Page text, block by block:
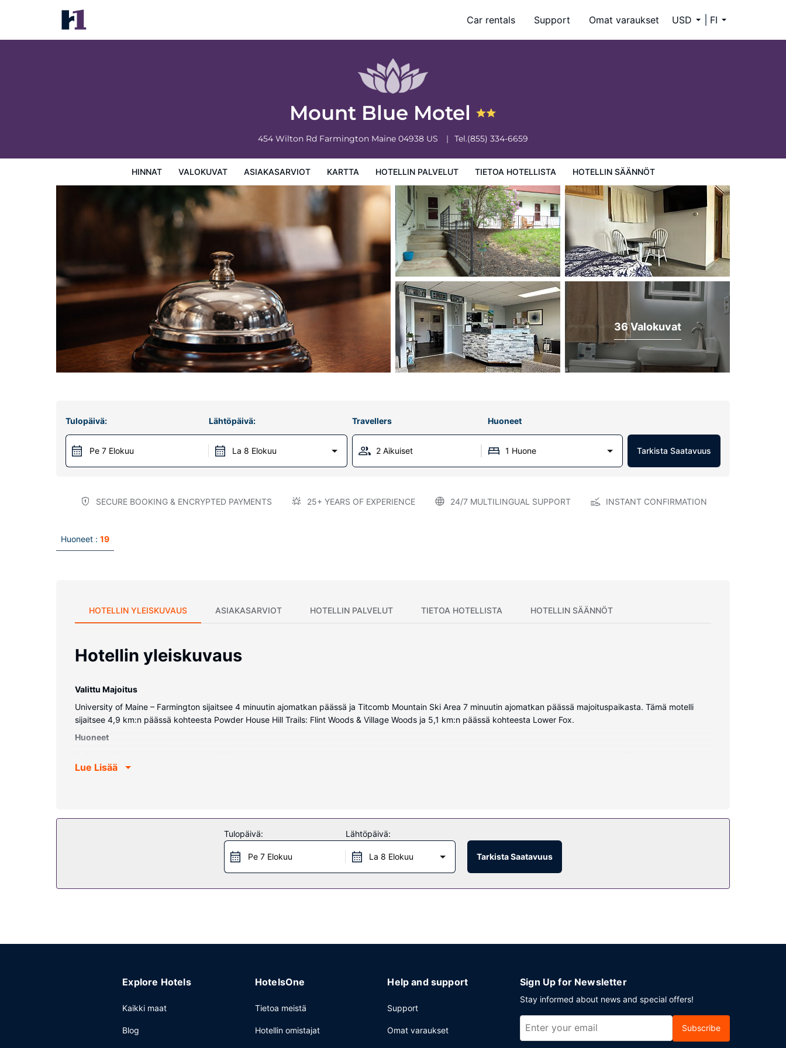
Car rentals Support Omat varaukset USD FI
Mount Blue Motel
454 Wilton Rd Farmington Maine 04938 US Tel.(855) 334-6659
HINNAT VALOKUVAT ASIAKASARVIOT KARTTA HOTELLIN PALVELUT TIETOA HOTELLISTA HOTELLIN SÄÄNNÖT
Mount Blue Motel
Hinnat
36 Valokuvat
Tulopäivä:
Pe 7 Elokuu
Lähtöpäivä:
La 8 Elokuu
Travellers Huoneet
2 Aikuiset 1 Huone Tarkista Saatavuus
SECURE BOOKING & ENCRYPTED PAYMENTS 25+ YEARS OF EXPERIENCE 24/7 MULTILINGUAL SUPPORT INSTANT CONFIRMATION
Huoneet : 19
HOTELLIN YLEISKUVAUS ASIAKASARVIOT HOTELLIN PALVELUT TIETOA HOTELLISTA HOTELLIN SÄÄNNÖT
Hotellin yleiskuvaus
Valittu Majoitus
University of Maine – Farmington sijaitsee 4 minuutin ajomatkan päässä ja Titcomb Mountain Ski Area 7 minuutin ajomatkan päässä majoituspaikasta. Tämä motelli
sijaitsee 4,9 km:n päässä kohteesta Powder House Hill Trails: Flint Woods & Village Woods ja 5,1 km:n päässä kohteesta Lower Fox.
Huoneet
muassa kahvin-/vedenkeitin. Huone siivotaan päivittäin, ja silitysrauta/-lauta on saatavilla pyynnöstä.
Ravintola
Ilmainen mannermainen aamiainen tarjoillaan viikonloppuisin klo 8.00–10.00.
Käytössäsi on pyykinpesutilat ja myyntiautomaatti. Palveluihin kuuluu ilmainen pysäköinti.
Lue Lisää
Tulopäivä:
Pe 7 Elokuu
Lähtöpäivä:
La 8 Elokuu Tarkista Saatavuus
Explore Hotels
Kaikki maat
Blog
HotelsOne
Tietoa meistä
Hotellin omistajat
Help and support
Support
Omat varaukset
Sign Up for Newsletter
Stay informed about news and special offers!
Subscribe